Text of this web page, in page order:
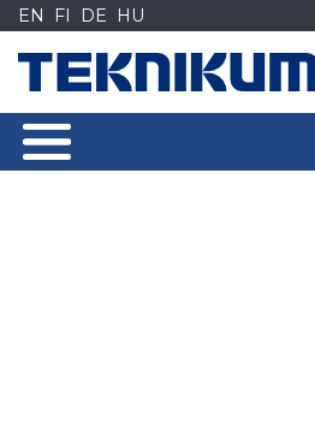
Siirry
sisältöön
EN FI DE HU